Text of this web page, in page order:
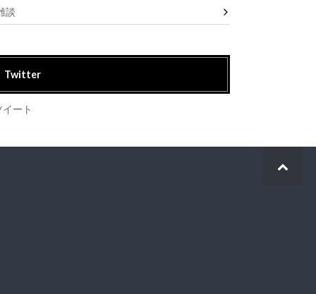
談
Twitter
イート